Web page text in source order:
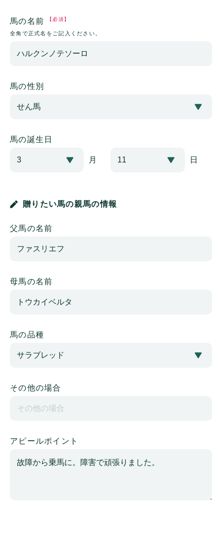
馬の名前 【必須】
全角で正式名をご記入ください。
馬の性別
馬の誕生日
月 日
贈りたい馬の親馬の情報
父馬の名前
母馬の名前
馬の品種
その他の場合
アピールポイント